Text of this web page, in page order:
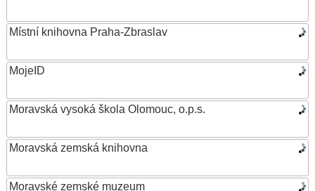
Místní knihovna Praha-Zbraslav
MojeID
Moravská vysoká škola Olomouc, o.p.s.
Moravská zemská knihovna
Moravské zemské muzeum